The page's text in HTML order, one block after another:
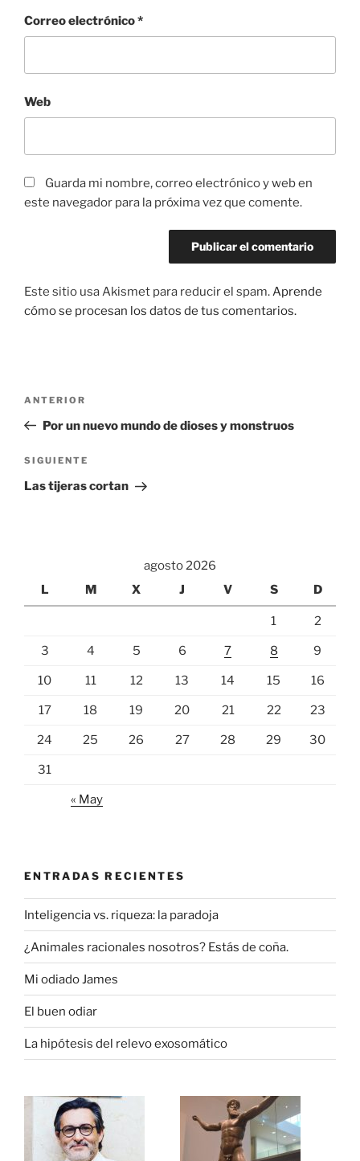
Correo electrónico*
Web
Guarda mi nombre, correo electrónico y web en
este navegador para la próxima vez que comente.
Este sitio usa Akismet para reducir el spam.Aprende
cómo se procesan los datos de tus comentarios.
entradas
Entrada
anterior:
ANTERIOR
Por un nuevo mundo de dioses y monstruos
Siguiente
entrada
SIGUIENTE
Las tijeras cortan
agosto 2026
L
M X J V S D
1 2
3 4 5 6 7 8 9
10 11 12 13 14 15 16
17 18 19 20 21 22 23
24 25 26 27 28 29 30
31
« May
ENTRADAS RECIENTES
Inteligencia vs. riqueza: la paradoja
¿Animales racionales nosotros? Estás de coña.
Mi odiado James
El buen odiar
La hipótesis del relevo exosomático